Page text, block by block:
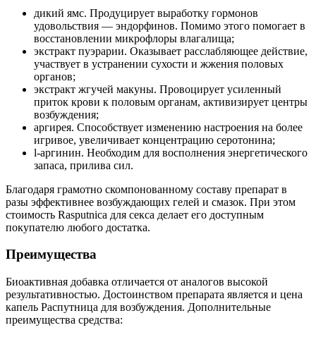
дикий ямс. Продуцирует выработку гормонов
удовольствия — эндорфинов. Помимо этого помогает в
восстановлении микрофлоры влагалища;
экстракт пуэрарии. Оказывает расслабляющее действие,
участвует в устранении сухости и жжения половых
органов;
экстракт жгучей макуны. Провоцирует усиленный
приток крови к половым органам, активизирует центры
возбуждения;
аргирея. Способствует изменению настроения на более
игривое, увеличивает концентрацию серотонина;
l-аргинин. Необходим для восполнения энергетического
запаса, прилива сил.
Благодаря грамотно скомпонованному составу препарат в
разы эффективнее возбуждающих гелей и смазок. При этом
стоимость Rasputnica для секса делает его доступным
покупателю любого достатка.
Преимущества
Биоактивная добавка отличается от аналогов высокой
результативностью. Достоинством препарата является и цена
капель Распутница для возбуждения. Дополнительные
преимущества средства: